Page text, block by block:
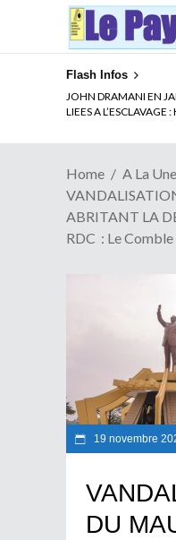
Flash Infos
JOHN DRAMANI
LIEES A
ELECTION DE TALON
Quand Patrice quitte
Home
A La Une
ABRITANT LA
RDC : Le Comble
19 novembre
DU